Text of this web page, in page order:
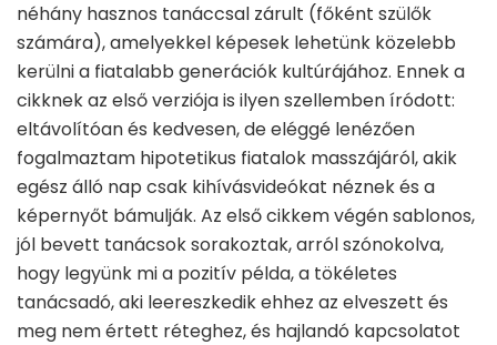
néhány hasznos tanáccsal zárult (főként szülők
számára), amelyekkel képesek lehetünk közelebb
kerülni a fiatalabb generációk kultúrájához. Ennek a
cikknek az első verziója is ilyen szellemben íródott:
eltávolítóan és kedvesen, de eléggé lenézően
fogalmaztam hipotetikus fiatalok masszájáról, akik
egész álló nap csak kihívásvideókat néznek és a
képernyőt bámulják. Az első cikkem végén sablonos,
jól bevett tanácsok sorakoztak, arról szónokolva,
hogy legyünk mi a pozitív példa, a tökéletes
tanácsadó, aki leereszkedik ehhez az elveszett és
meg nem értett réteghez, és hajlandó kapcsolatot